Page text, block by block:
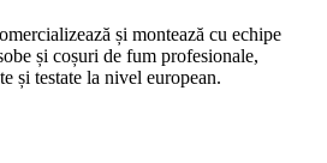
și montează cu echipe
și coșuri de fum profesionale,
și testate la nivel european.